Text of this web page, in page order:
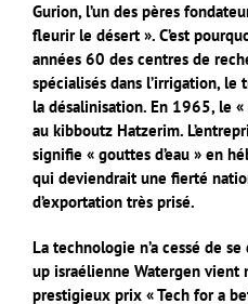
Gurion, l’un des pères
fleurir le désert ». C’est
années 60 des centres de
spécialisés dans l’irrigation,
la désalinisation. En 1965, le
au kibboutz Hatzerim.
signifie « gouttes d’eau » en
qui deviendrait une fierté
d’exportation très prisé.
La technologie n’a cessé de
up israélienne Watergen vient
prestigieux prix « Tech for a